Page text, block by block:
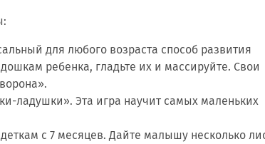
для любого возраста способ развития
ребенка, гладьте их и массируйте. Свои
ладушки». Эта игра научит самых маленьких
с 7 месяцев. Дайте малышу несколько